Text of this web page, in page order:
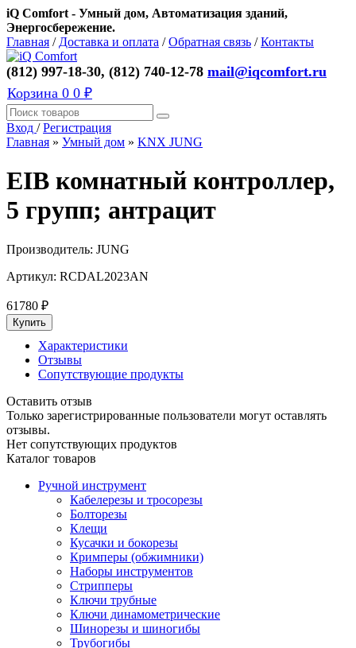
iQ Comfort - Умный дом, Автоматизация зданий,
Энергосбережение.
Главная / Доставка и оплата /Обратная связь /Контакты
(812) 997-18-30, (812) 740-12-78 mail@iqcomfort.ru
Корзина 0 0 ₽
Вход /Регистрация
Главная » Умный дом » KNX JUNG
EIB комнатный контроллер,
5 групп; антрацит
Производитель: JUNG
Артикул: RCDAL2023AN
61780 ₽
Характеристики
Отзывы
Сопутствующие продукты
Оставить отзыв
Только зарегистрированные пользователи могут оставлять
отзывы.
Нет сопутствующих продуктов
Каталог товаров
Ручной инструмент
Кабелерезы и тросорезы
Болторезы
Клещи
Кусачки и бокорезы
Кримперы (обжимники)
Наборы инструментов
Стрипперы
Ключи трубные
Ключи динамометрические
Шинорезы и шиногибы
Трубогибы